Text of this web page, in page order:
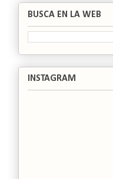
BUSCA EN LA WEB
INSTAGRAM